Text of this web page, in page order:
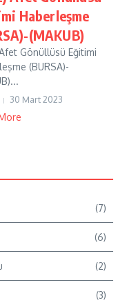
Haberleşme
(MAKUB)
Gönüllüsü Eğitimi
(BURSA)-
30 Mart 2023
(7)
(6)
(2)
(3)